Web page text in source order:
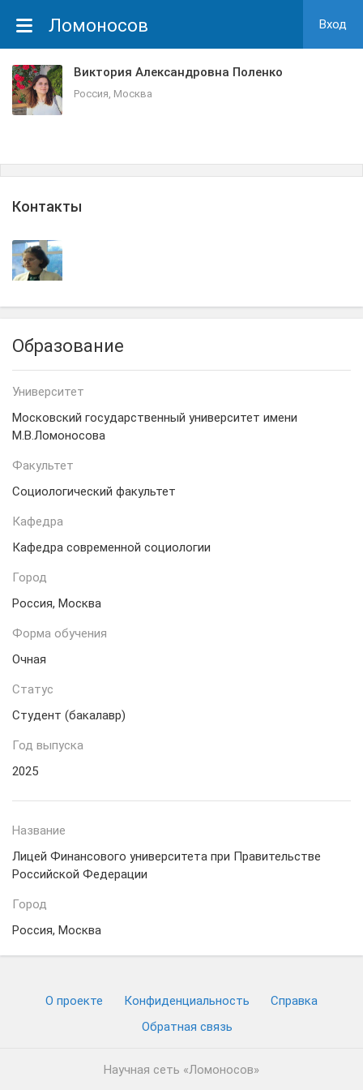
Ломоносов Вход
Виктория Александровна Поленко
Россия, Москва
Контакты
Образование
Университет
Московский государственный университет имени
М.В.Ломоносова
Факультет
Социологический факультет
Кафедра
Кафедра современной социологии
Город
Россия, Москва
Форма обучения
Очная
Статус
Студент (бакалавр)
Год выпуска
2025
Название
Лицей Финансового университета при Правительстве
Российской Федерации
Город
Россия, Москва
О проекте Конфиденциальность
Cправка
Обратная связь
Научная сеть «Ломоносов»